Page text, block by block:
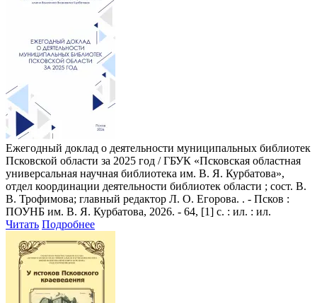
Ежегодный доклад о деятельности муниципальных библиотек
Псковской области за 2025 год / ГБУК «Псковская областная
универсальная научная библиотека им. В. Я. Курбатова»,
отдел координации деятельности библиотек области ; сост. В.
В. Трофимова; главный редактор Л. О. Егорова. . - Псков :
ПОУНБ им. В. Я. Курбатова, 2026. - 64, [1] с. : ил. : ил.
Читать Подробнее